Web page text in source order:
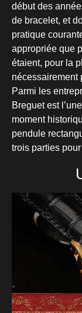
début des
de bracelet, et
pratique
appropriée que
étaient, pour la
nécessairement
Parmi les
Breguet est
moment
pendule
trois parties